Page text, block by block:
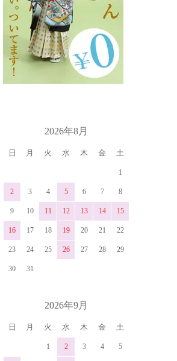
2026年8月
日 月 火 水 木 金 土
1
2 3 4 5 6 7 8
9 10 11 12 13 14 15
16 17 18 19 20 21 22
23 24 25 26 27 28 29
30 31
2026年9月
日 月 火 水 木 金 土
1 2 3 4 5